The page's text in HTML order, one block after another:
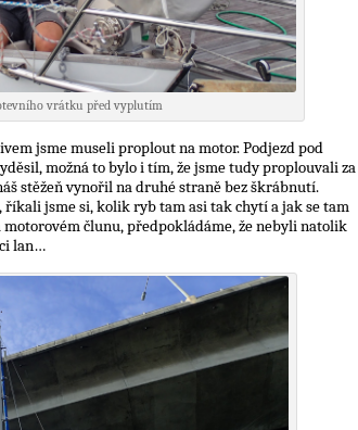
vrátku před vyplutím
jsme museli proplout na motor. Podjezd pod
možná to bylo i tím, že jsme tudy proplouvali za
stěžeň vynořil na druhé straně bez škrábnutí.
jsme si, kolik ryb tam asi tak chytí a jak se tam
člunu, předpokládáme, že nebyli natolik
lan…